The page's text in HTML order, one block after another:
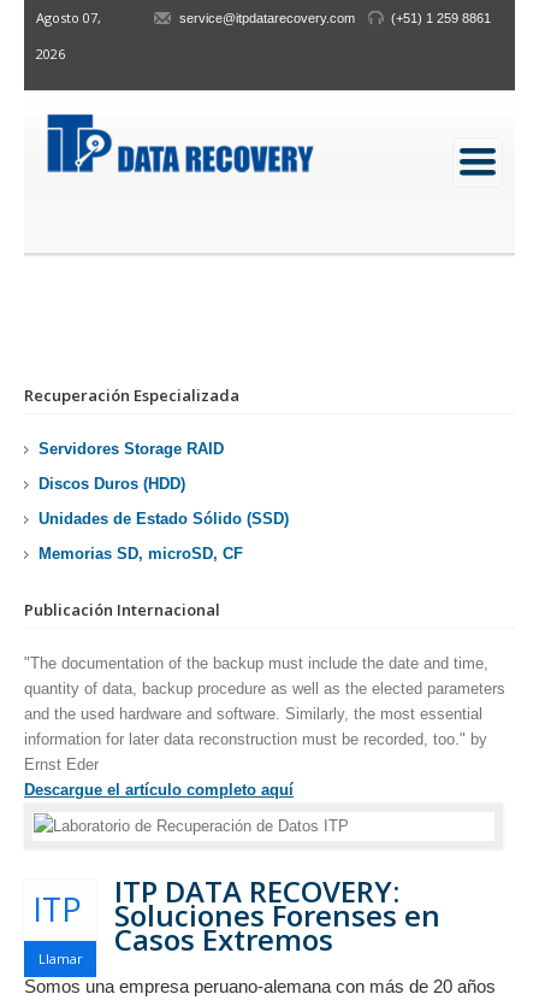
Agosto 07,
2026
service@itpdatarecovery.com (+51) 1 259 8861
Recuperación Especializada
Servidores Storage RAID
Discos Duros (HDD)
Unidades de Estado Sólido (SSD)
Memorias SD, microSD, CF
Publicación Internacional
"The documentation of the backup must include the date and time,
quantity of data, backup procedure as well as the elected parameters
and the used hardware and software. Similarly, the most essential
information for later data reconstruction must be recorded, too." by
Ernst Eder
Descargue el artículo completo aquí
ITP
Llamar
ITP DATA RECOVERY:
Soluciones Forenses en
Casos Extremos
Somos una empresa peruano-alemana con más de 20 años